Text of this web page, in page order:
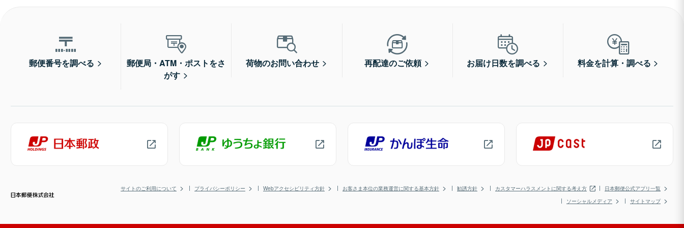
郵便番号を調べる
郵便局・ATM・ポストをさ
がす
荷物のお問い合わせ 再配達のご依頼 お届け日数を調べる 料金を計算・調べる
サイトのご利用について プライバシーポリシー Webアクセシビリティ方針 お客さま本位の業務運営に関する基本方針 勧誘方針 カスタマーハラスメントに関する考え方
日本郵便公式アプリ一覧
ソーシャルメディア
サイトマップ